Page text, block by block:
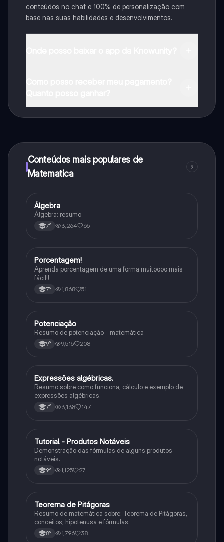
conteúdos no chat e 100% de personalização com
base nas suas habilidades e desenvolvimentos.
Conteúdos mais populares de
Matematica
9
Matematica
Álgebra
Álgebra: resumo
7° 3,264 65
Matematica
Porcentagem!
Aprenda porcentagem de uma forma muitoooo mais
fácil!!
7° 1,868 51
Matematica
Potenciação
Resumo de potenciação - matemática
9° 9,515 208
Matematica
Expressões algébricas.
Resumo sobre como funciona, cálculo e exemplo de
expressões algébricas.
7° 3,138 147
Matematica
Tutorial - Produtos Notáveis
Demonstração das fórmulas de alguns produtos
notáveis.
9° 1,125 27
Matematica
Teorema de Pitágoras
Resumo de matemática sobre: Teorema de Pitágoras,
conceitos, hipotenusa e fórmulas.
8° 1,796 38